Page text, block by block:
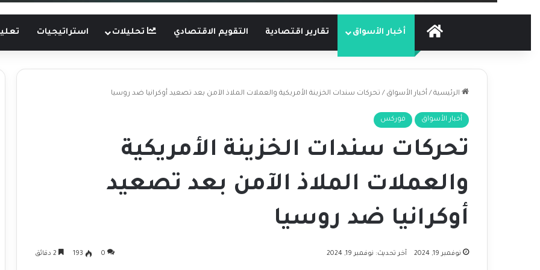
الرئيسيةأخبار الأسواق تقارير اقتصادية التقويم الاقتصادي تحليلات استراتيجيات
الرئيسية / أخبار الأسواق / تحركات سندات الخزينة الأمريكية والعملات الملاذ الآمن بعد تصعيد أوكرانيا ضد روسيا
أخبار الأسواق فوركس
تحركات سندات الخزينة الأمريكية
والعملات الملاذ الآمن بعد تصعيد
أوكرانيا ضد روسيا
نوفمبر 19, 2024 آخر تحديث: نوفمبر 19, 2024 0
193